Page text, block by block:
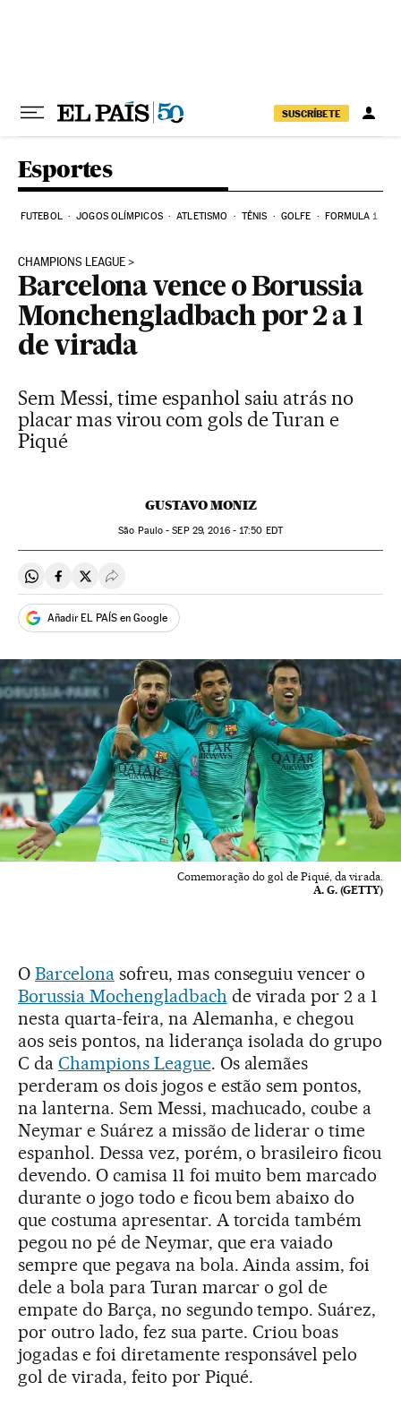
SUSCRÍBETE
Esportes
FUTEBOL JOGOS OLÍMPICOS ATLETISMO TÊNIS GOLFE FORMULA 1
CHAMPIONS LEAGUE
Barcelona vence o Borussia
Monchengladbach por 2 a 1
de virada
Sem Messi, time espanhol saiu atrás no
placar mas virou com gols de Turan e
Piqué
GUSTAVO MONIZ
São Paulo -SEP29, 2016 - 17:50 EDT
Compartir en Whatsapp
Compartir en Facebook
Compartir en Twitter
Desplegar Redes Sociales
Añadir EL PAÍS en Google
Comemoração do gol de Piqué, da virada.
A. G. (GETTY)
O Barcelonasofreu, mas conseguiu vencer o
Borussia Mochengladbach de virada por 2 a 1
nesta quarta-feira, na Alemanha, e chegou
aos seis pontos, na liderança isolada do grupo
C da Champions League. Os alemães
perderam os dois jogos e estão sem pontos,
na lanterna. Sem Messi, machucado, coube a
Neymar e Suárez a missão de liderar o time
espanhol. Dessa vez, porém, o brasileiro ficou
devendo. O camisa 11 foi muito bem marcado
durante o jogo todo e ficou bem abaixo do
que costuma apresentar. A torcida também
pegou no pé de Neymar, que era vaiado
sempre que pegava na bola. Ainda assim, foi
dele a bola para Turan marcar o gol de
empate do Barça, no segundo tempo. Suárez,
por outro lado, fez sua parte. Criou boas
jogadas e foi diretamente responsável pelo
gol de virada, feito por Piqué.